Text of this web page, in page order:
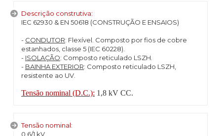
Descrição construtiva:
IEC 62930 & EN 50618 (CONSTRUÇÃO E ENSAIOS)
- CONDUTOR: Flexível. Composto por fios de cobre
estanhados, classe 5 (IEC 60228).
- ISOLAÇÃO: Composto reticulado LSZH.
- BAINHA EXTERIOR: Composto reticulado LSZH,
resistente ao UV.
Tensão nominal (D.C.): 1,8 kV CC.
Tensão nominal:
0.6/1 kV